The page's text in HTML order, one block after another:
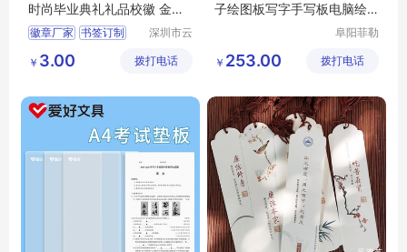
时尚毕业典礼礼品校徽 金属
徽章生产
徽章厂家 书签订制
胸章订制
深圳市云
品有限公
￥ 3.00 拨打电话
子绘图板写字手写板电脑绘
阜阳菲勒
公司
￥ 253.00 拨打电话